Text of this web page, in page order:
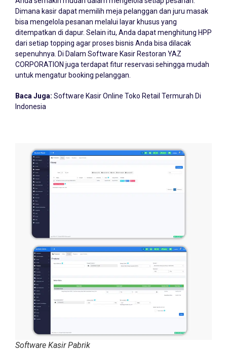
bisa mengelola pesanan melalui layar khusus yang
ditempatkan di dapur. Selain itu, Anda dapat menghitung HPP
dari setiap topping agar proses bisnis Anda bisa dilacak
sepenuhnya. Di Dalam Software Kasir Restoran YAZ
CORPORATION juga terdapat fitur reservasi sehingga mudah
untuk mengatur booking pelanggan.
Indonesia
Software Kasir Pabrik